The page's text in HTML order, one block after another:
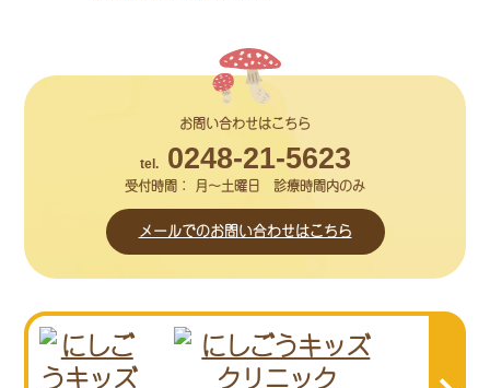
お問い合わせはこちら
tel.0248-21-5623
受付時間： 月～土曜日 診療時間内のみ
メールでのお問い合わせはこちら